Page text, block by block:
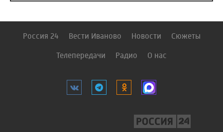
Россия 24 Вести Иваново Новости Сюжеты
Телепередачи Радио О нас